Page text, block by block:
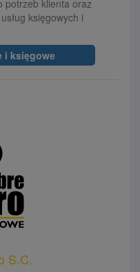
potrzeb klienta oraz
księgowych i
i księgowe
S.C.